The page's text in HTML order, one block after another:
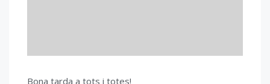
Bona tarda a tots i totes!